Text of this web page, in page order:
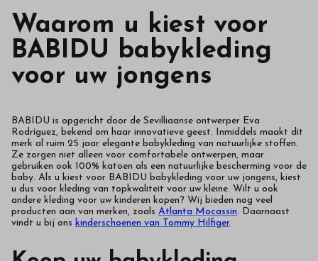
Waarom u kiest voor
BABIDU babykleding
voor uw jongens
BABIDU is opgericht door de Sevilliaanse ontwerper Eva
Rodríguez, bekend om haar innovatieve geest. Inmiddels maakt dit
merk al ruim 25 jaar elegante babykleding van natuurlijke stoffen.
Ze zorgen niet alleen voor comfortabele ontwerpen, maar
gebruiken ook 100% katoen als een natuurlijke bescherming voor de
baby. Als u kiest voor BABIDU babykleding voor uw jongens, kiest
u dus voor kleding van topkwaliteit voor uw kleine. Wilt u ook
andere kleding voor uw kinderen kopen? Wij bieden nog veel
producten aan van merken, zoals Atlanta Mocassin. Daarnaast
vindt u bij ons kinderschoenen van Tommy Hilfiger.